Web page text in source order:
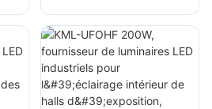
luminaires LED
industriels pour
usines, entrepôts
et autres
applications